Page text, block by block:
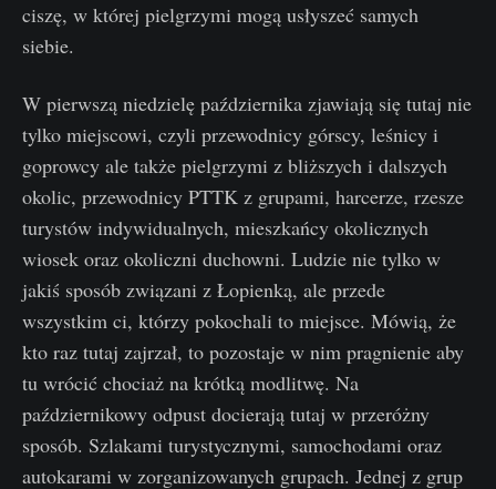
ciszę, w której pielgrzymi mogą usłyszeć samych
siebie.
W pierwszą niedzielę października zjawiają się tutaj nie
tylko miejscowi, czyli przewodnicy górscy, leśnicy i
goprowcy ale także pielgrzymi z bliższych i dalszych
okolic, przewodnicy PTTK z grupami, harcerze, rzesze
turystów indywidualnych, mieszkańcy okolicznych
wiosek oraz okoliczni duchowni. Ludzie nie tylko w
jakiś sposób związani z Łopienką, ale przede
wszystkim ci, którzy pokochali to miejsce. Mówią, że
kto raz tutaj zajrzał, to pozostaje w nim pragnienie aby
tu wrócić chociaż na krótką modlitwę. Na
październikowy odpust docierają tutaj w przeróżny
sposób. Szlakami turystycznymi, samochodami oraz
autokarami w zorganizowanych grupach. Jednej z grup